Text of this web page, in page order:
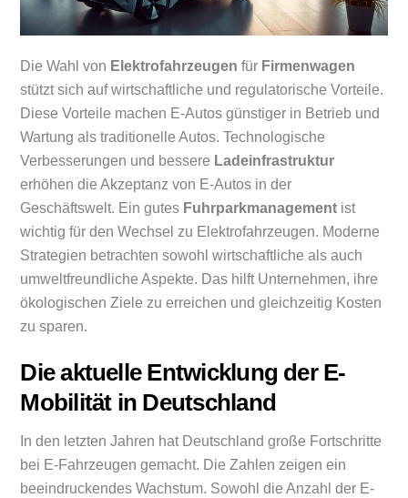
Die Wahl von Elektrofahrzeugen für Firmenwagen
stützt sich auf wirtschaftliche und regulatorische Vorteile.
Diese Vorteile machen E-Autos günstiger in Betrieb und
Wartung als traditionelle Autos. Technologische
Verbesserungen und bessere Ladeinfrastruktur
erhöhen die Akzeptanz von E-Autos in der
Geschäftswelt. Ein gutes Fuhrparkmanagement ist
wichtig für den Wechsel zu Elektrofahrzeugen. Moderne
Strategien betrachten sowohl wirtschaftliche als auch
umweltfreundliche Aspekte. Das hilft Unternehmen, ihre
ökologischen Ziele zu erreichen und gleichzeitig Kosten
zu sparen.
Die aktuelle Entwicklung der E-
Mobilität in Deutschland
In den letzten Jahren hat Deutschland große Fortschritte
bei E-Fahrzeugen gemacht. Die Zahlen zeigen ein
beeindruckendes Wachstum. Sowohl die Anzahl der E-